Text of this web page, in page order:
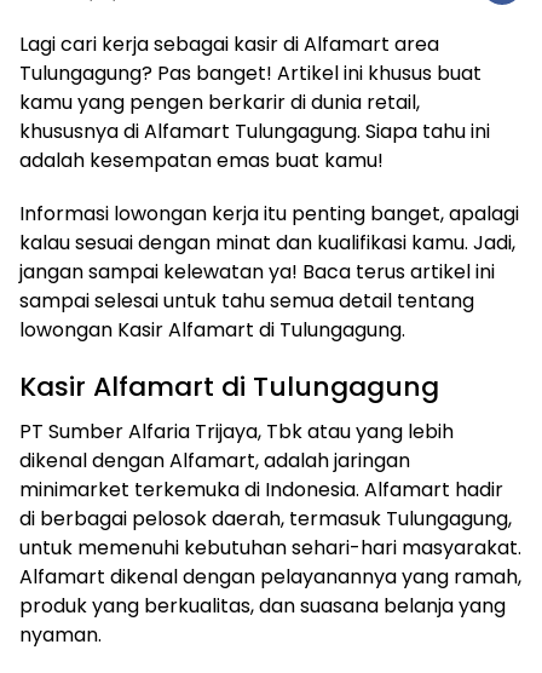
Lagi cari kerja sebagai kasir di Alfamart area
Tulungagung? Pas banget! Artikel ini khusus buat
kamu yang pengen berkarir di dunia retail,
khususnya di Alfamart Tulungagung. Siapa tahu ini
adalah kesempatan emas buat kamu!
Informasi lowongan kerja itu penting banget, apalagi
kalau sesuai dengan minat dan kualifikasi kamu. Jadi,
jangan sampai kelewatan ya! Baca terus artikel ini
sampai selesai untuk tahu semua detail tentang
lowongan Kasir Alfamart di Tulungagung.
Kasir Alfamart di Tulungagung
PT Sumber Alfaria Trijaya, Tbk atau yang lebih
dikenal dengan Alfamart, adalah jaringan
minimarket terkemuka di Indonesia. Alfamart hadir
di berbagai pelosok daerah, termasuk Tulungagung,
untuk memenuhi kebutuhan sehari-hari masyarakat.
Alfamart dikenal dengan pelayanannya yang ramah,
produk yang berkualitas, dan suasana belanja yang
nyaman.